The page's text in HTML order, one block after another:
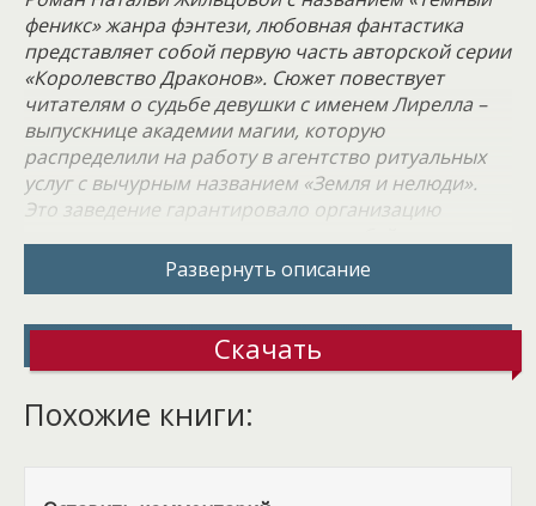
феникс» жанра фэнтези, любовная фантастика
представляет собой первую часть авторской серии
«Королевство Драконов». Сюжет повествует
читателям о судьбе девушки с именем Лирелла –
выпускнице академии магии, которую
распределили на работу в агентство ритуальных
услуг с вычурным названием «Земля и нелюди».
Это заведение гарантировало организацию
экземпляров. Если верить рекламной вывеске, в
агентстве ритуальных услуг работают настоящие
МАГИльщики, которые усмирят покойников любой
формы. Для безутешных родственников ведьмы
для успокоения. А вот за проведение церемонии
упокоении усопшего вместе с
Развернуть описание
Скачать
Похожие книги: